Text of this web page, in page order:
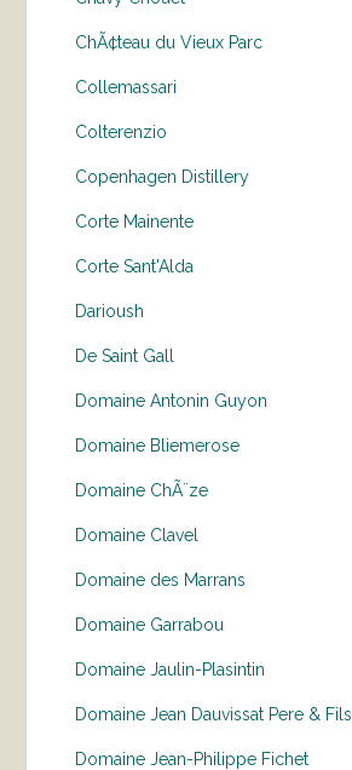
ChÃ¢teau du Vieux Parc
Collemassari
Colterenzio
Copenhagen Distillery
Corte Mainente
Corte Sant'Alda
Darioush
De Saint Gall
Domaine Antonin Guyon
Domaine Bliemerose
Domaine ChÃ¨ze
Domaine Clavel
Domaine des Marrans
Domaine Garrabou
Domaine Jaulin-Plasintin
Domaine Jean Dauvissat Pere & Fils
Domaine Jean-Philippe Fichet